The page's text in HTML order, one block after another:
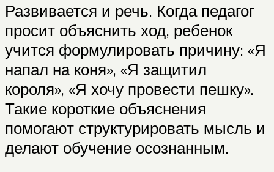
Развивается и речь. Когда педагог
просит объяснить ход, ребенок
учится формулировать причину: «Я
напал на коня», «Я защитил
короля», «Я хочу провести пешку».
Такие короткие объяснения
помогают структурировать мысль и
делают обучение осознанным.